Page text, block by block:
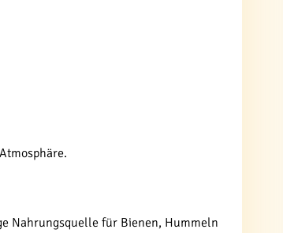
Nahrungsquelle für Bienen, Hummeln